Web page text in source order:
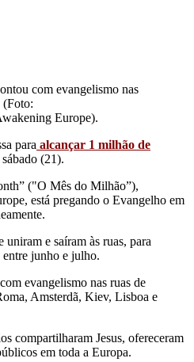
com evangelismo nas
(Foto:
Europe).
para alcançar 1 milhão de
(21).
("O Mês do Milhão”),
está pregando o Evangelho em
uniram e saíram às ruas, para
entre junho e julho.
evangelismo nas ruas de
Amsterdã, Kiev, Lisboa e
compartilharam Jesus, ofereceram
em toda a Europa.